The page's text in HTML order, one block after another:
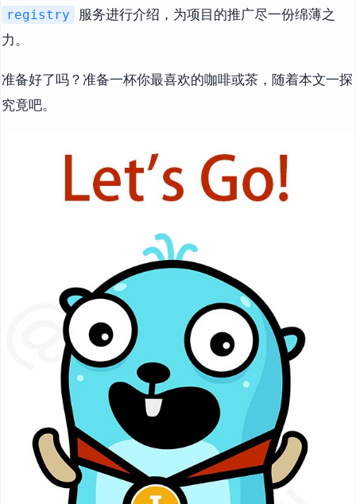
registry
服务进行介绍，为项目的推广尽一份绵薄之
力。
准备好了吗？准备一杯你最喜欢的咖啡或茶，随着本文一探
究竟吧。